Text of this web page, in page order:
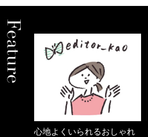
働く女性のバッグの中身